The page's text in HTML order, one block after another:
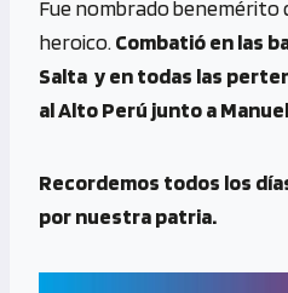
Fue nombrado benemérito
heroico. Combatió en las
Salta y en todas las
al Alto Perú junto a
Recordemos todos los
por nuestra patria.